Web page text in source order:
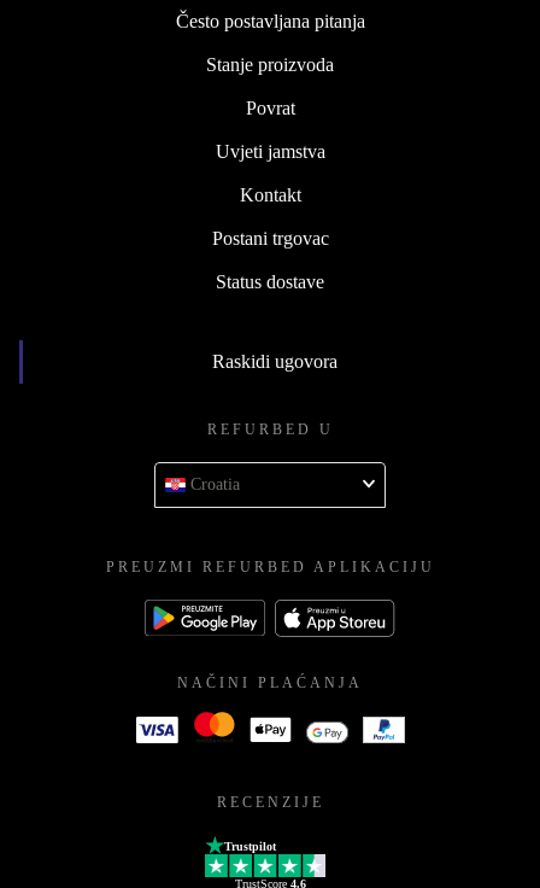
Često postavljana pitanja
Stanje proizvoda
Povrat
Uvjeti jamstva
Kontakt
Postani trgovac
Status dostave
Raskidi ugovora
REFURBED U
Croatia
PREUZMI REFURBED APLIKACIJU
NAČINI PLAĆANJA
RECENZIJE
Trustpilot
TrustScore 4.6